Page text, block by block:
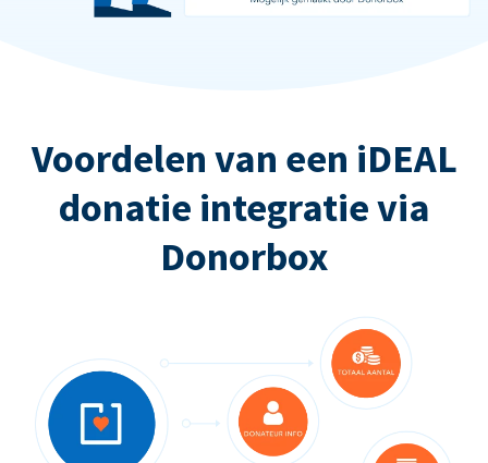
Voordelen van een iDEAL
donatie integratie via
Donorbox